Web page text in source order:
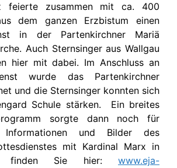
feierte zusammen mit ca. 400
dem ganzen Erzbistum einen
in der Partenkirchner Mariä
Auch Sternsinger aus Wallgau
hier mit dabei. Im Anschluss an
wurde das Partenkirchner
und die Sternsinger konnten sich
Schule stärken. Ein breites
sorgte dann noch für
Informationen und Bilder des
mit Kardinal Marx in
finden Sie hier: www.eja-